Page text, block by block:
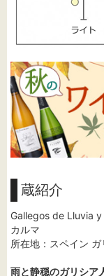
蔵紹介
Gallegos de Lluvia y
カルマ
所在地：スペイン ガ
雨と静穏のガリシア